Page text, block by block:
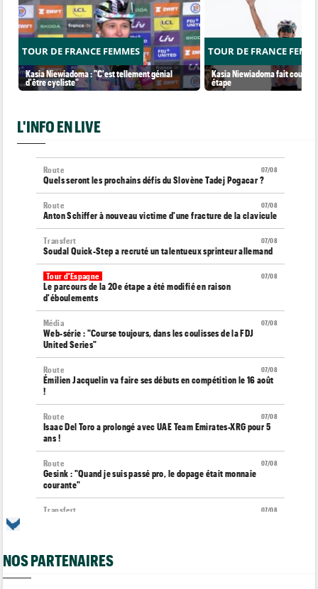
TOUR DE FRANCE FEMMES
Kasia Niewiadoma : "C'est tellement génial
d'être cycliste"
TOUR DE FRANCE
Kasia Niewiadoma fait coup
étape
L'INFO EN LIVE
07/08
Route
Quels seront les prochains défis du Slovène Tadej Pogacar ?
07/08
Route
Anton Schiffer à nouveau victime d'une fracture de la clavicule
07/08
Transfert
Soudal Quick-Step a recruté un talentueux sprinteur allemand
07/08
Tour d'Espagne
Le parcours de la 20e étape a été modifié en raison
d'éboulements
07/08
Média
Web-série : "Course toujours, dans les coulisses de la FDJ
United Series"
07/08
Route
Émilien Jacquelin va faire ses débuts en compétition le 16 août
!
07/08
Route
Isaac Del Toro a prolongé avec UAE Team Emirates-XRG pour 5
ans !
07/08
Route
Gesink : "Quand je suis passé pro, le dopage était monnaie
courante"
07/08
Transfert
Transfert
Lotto-Intermarché fait passer pro trois jeunes de sa formation
NOS PARTENAIRES